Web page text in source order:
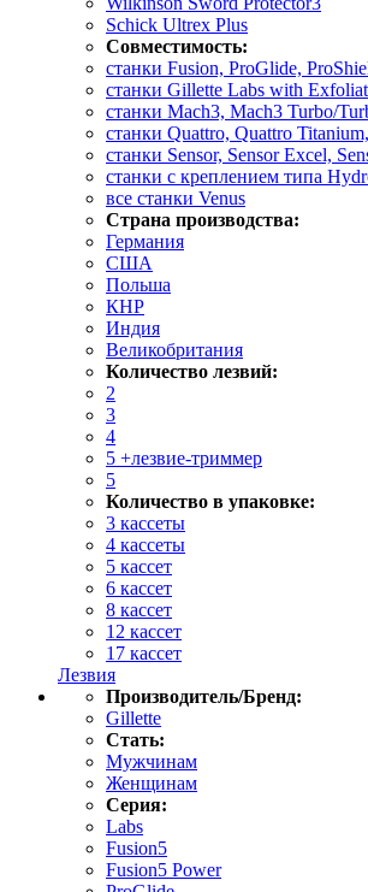
Schick Ultrex Plus
Совместимость:
станки Fusion, ProGlide,
станки Gillette Labs with
станки Mach3, Mach3 Turbo/
станки Quattro, Quattro
станки Sensor, Sensor Excel,
станки с креплением типа
все станки Venus
Страна производства:
Германия
США
Польша
КНР
Индия
Великобритания
Количество лезвий:
2
3
4
5 +лезвие-триммер
5
Количество в упаковке:
3 кассеты
4 кассеты
5 кассет
6 кассет
8 кассет
12 кассет
17 кассет
Лезвия
Производитель/Бренд:
Gillette
Стать:
Мужчинам
Женщинам
Серия:
Labs
Fusion5
Fusion5 Power